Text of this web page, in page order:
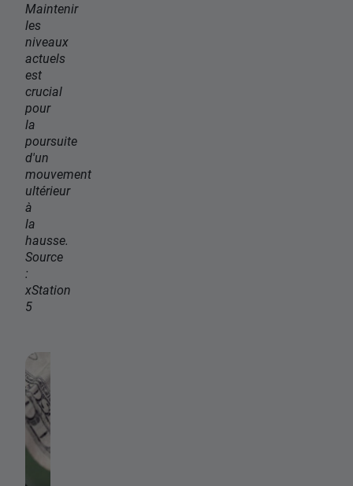
Maintenir
les
niveaux
actuels
est
crucial
pour
la
poursuite
d'un
mouvement
ultérieur
à
la
hausse.
Source
:
xStation
5